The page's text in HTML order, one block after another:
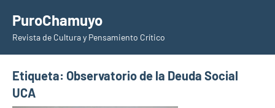
contenido
PuroChamuyo
Revista de Cultura y Pensamiento Crítico
Etiqueta: Observatorio de la Deuda Social
UCA